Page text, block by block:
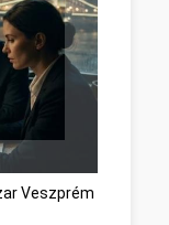
Veszprém